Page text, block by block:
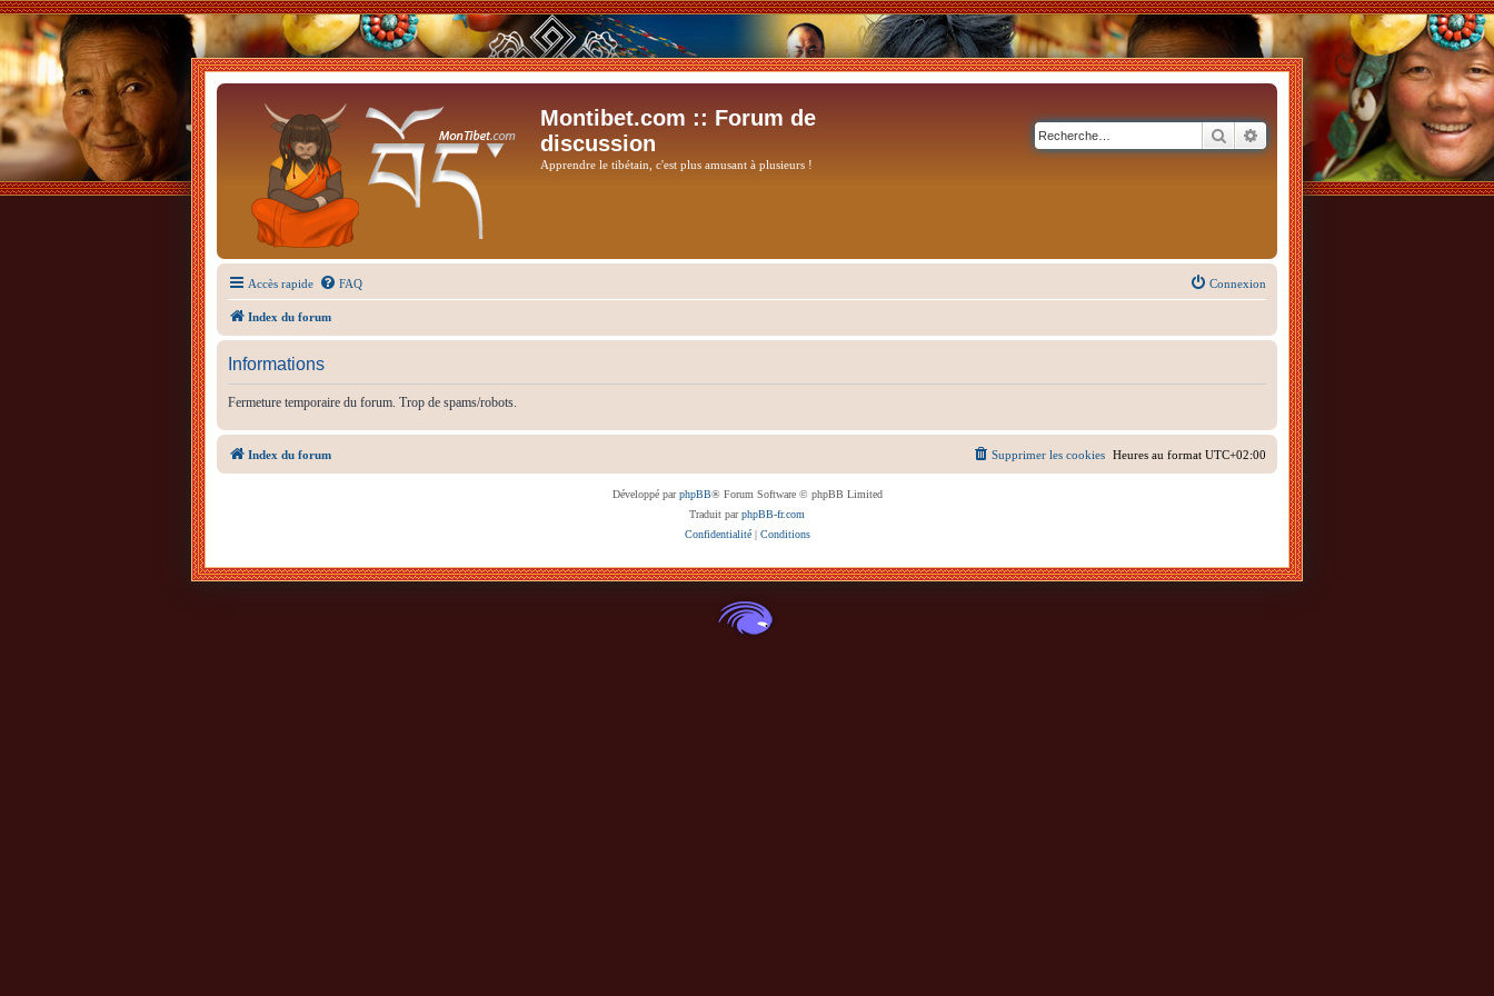
Montibet.com :: Forum de
discussion
Apprendre le tibétain, c'est plus amusant à plusieurs !
RechercherRecherche avancée
Accès rapide FAQ Connexion
Index du forum
Informations
Fermeture temporaire du forum. Trop de spams/robots.
Index du forum Heures au format UTC+02:00
Supprimer les cookies
Développé parphpBB® Forum Software © phpBB Limited
Traduit parphpBB-fr.com
Confidentialité| Conditions